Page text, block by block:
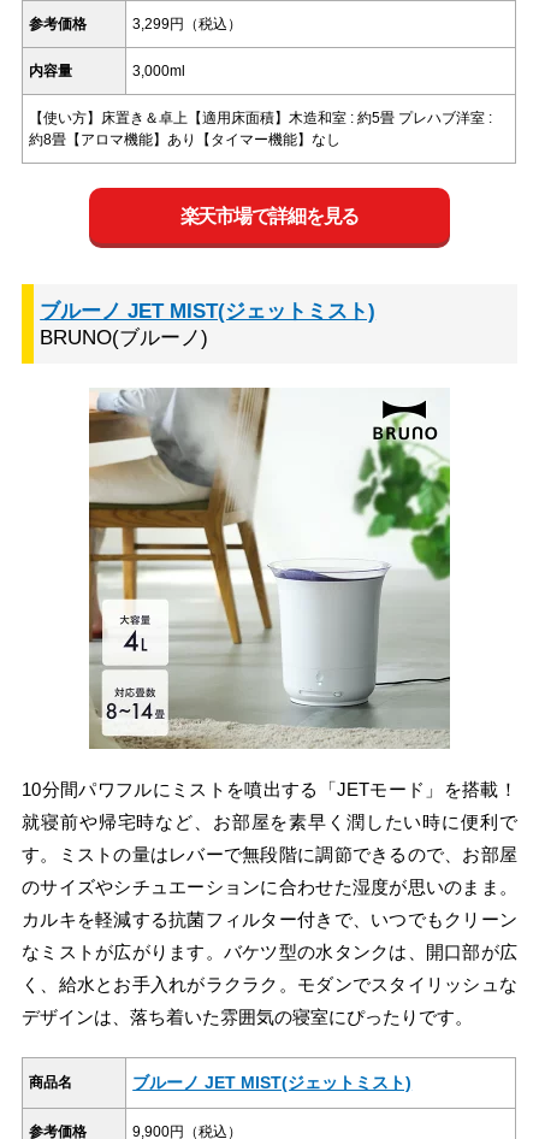
参考価格 3,299円（税込）
内容量 3,000ml
【使い方】床置き＆卓上【適用床面積】木造和室 : 約5畳 プレハブ洋室 :
約8畳【アロマ機能】あり【タイマー機能】なし
楽天市場で詳細を見る
ブルーノ JET MIST(ジェットミスト)
BRUNO(ブルーノ)
10分間パワフルにミストを噴出する「JETモード」を搭載！
就寝前や帰宅時など、お部屋を素早く潤したい時に便利で
す。ミストの量はレバーで無段階に調節できるので、お部屋
のサイズやシチュエーションに合わせた湿度が思いのまま。
カルキを軽減する抗菌フィルター付きで、いつでもクリーン
なミストが広がります。バケツ型の水タンクは、開口部が広
く、給水とお手入れがラクラク。モダンでスタイリッシュな
デザインは、落ち着いた雰囲気の寝室にぴったりです。
商品名 ブルーノ JET MIST(ジェットミスト)
参考価格 9,900円（税込）